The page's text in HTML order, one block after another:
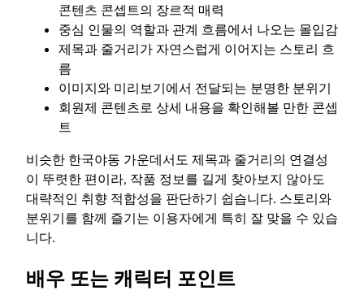
콘텐츠 콘셉트의 장르적 매력
중심 인물의 역할과 관계 흐름에서 나오는 몰입감
제목과 줄거리가 자연스럽게 이어지는 스토리 흐
름
이미지와 미리보기에서 전달되는 분명한 분위기
회원제 콘텐츠로 상세 내용을 확인해볼 만한 콘셉
트
비슷한 한국야동 가운데서도 제목과 줄거리의 연결성
이 뚜렷한 편이라, 작품 정보를 길게 찾아보지 않아도
대략적인 취향 적합성을 판단하기 쉽습니다. 스토리와
분위기를 함께 즐기는 이용자에게 특히 잘 맞을 수 있습
니다.
배우 또는 캐릭터 포인트